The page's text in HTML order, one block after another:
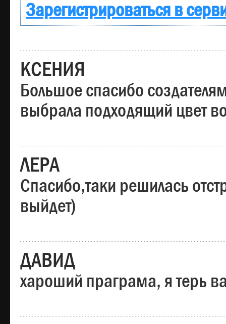
Зарегистрироваться в
КСЕНИЯ
Большое спасибо
выбрала подходящий цвет
ЛЕРА
Спасибо,таки решилась
выйдет)
ДАВИД
хароший праграма, я терь